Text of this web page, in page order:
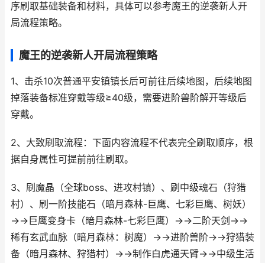
序刷取基础装备和材料，具体可以参考魔王的逆袭新人开
局流程策略。
魔王的逆袭新人开局流程策略
1、击杀10次普通平安镇镇长后可前往后续地图，后续地图
掉落装备标准穿戴等级≥40级，需要进阶兽阶解开等级后
穿戴。
2、大致刷取流程：下面内容流程不代表完全刷取顺序，根
据自身属性可提前前往刷取。
3、刷魔晶（全球boss、进攻村镇）、刷中级魂石（狩猎
村）、刷一阶技能石（暗月森林-巨鹰、七彩巨鹰、树妖）
→→巨鹰变身卡（暗月森林-七彩巨鹰）→→二阶天剑→→
稀有玄武血脉（暗月森林：树魔）→→进阶兽阶→→狩猎装
备（暗月森林、狩猎村）→→制作白虎通天臂→→中级生活